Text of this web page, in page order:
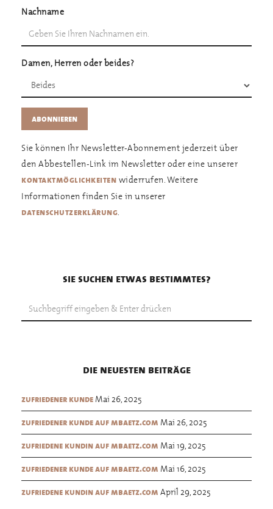
Nachname
Damen, Herren oder beides?
Sie können Ihr Newsletter-Abonnement jederzeit über
den Abbestellen-Link im Newsletter oder eine unserer
kontaktmöglichkeiten widerrufen. Weitere
Informationen finden Sie in unserer
datenschutzerklärung.
sie suchen etwas bestimmtes?
die neuesten beiträge
zufriedener kunde Mai 26, 2025
zufriedener kunde auf mbaetz.com Mai 26, 2025
zufriedene kundin auf mbaetz.com Mai 19, 2025
zufriedener kunde auf mbaetz.com Mai 16, 2025
zufriedene kundin auf mbaetz.com April 29, 2025